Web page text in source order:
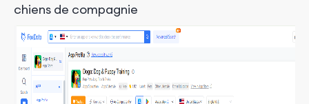
chiens de compagnie